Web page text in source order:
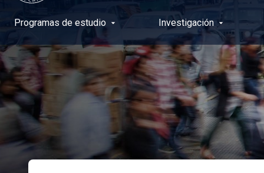
Programas de estudio arrow_drop_down Investigación arrow_drop_down